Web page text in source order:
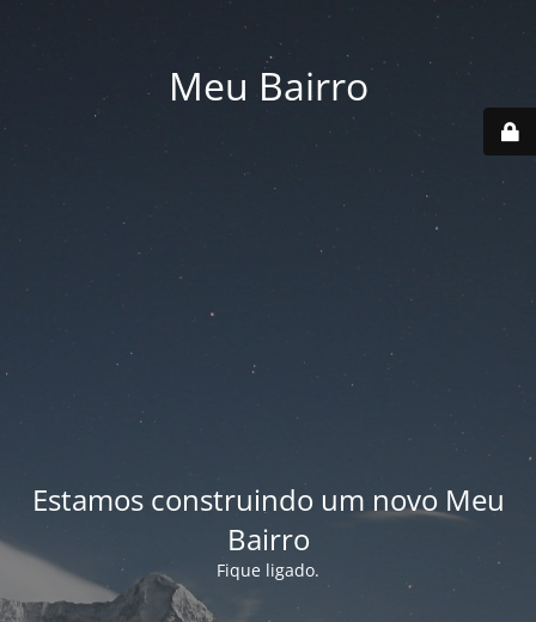
Meu Bairro
Estamos construindo um novo Meu
Bairro
Fique ligado.